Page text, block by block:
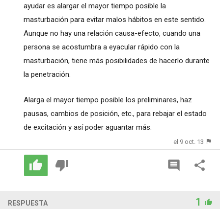
ayudar es alargar el mayor tiempo posible la
masturbación para evitar malos hábitos en este sentido.
Aunque no hay una relación causa-efecto, cuando una
persona se acostumbra a eyacular rápido con la
masturbación, tiene más posibilidades de hacerlo durante
la penetración.
Alarga el mayor tiempo posible los preliminares, haz
pausas, cambios de posición, etc., para rebajar el estado
de excitación y así poder aguantar más.
el 9 oct. 13
RESPUESTA 1